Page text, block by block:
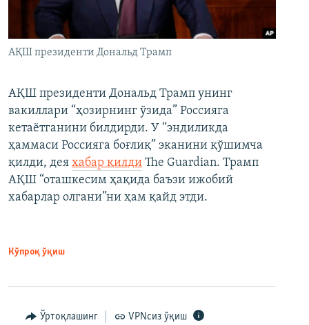
АҚШ президенти Дональд Трамп
АҚШ президенти Дональд Трамп унинг
вакиллари “ҳозирнинг ўзида” Россияга
кетаётганини билдирди. У “эндиликда
ҳаммаси Россияга боғлиқ” эканини қўшимча
қилди, дея хабар қилди The Guardian. Трамп
АҚШ “оташкесим ҳақида баъзи ижобий
хабарлар олгани”ни ҳам қайд этди.
Кўпроқ ўқиш
Ўртоқлашинг VPNсиз ўқиш